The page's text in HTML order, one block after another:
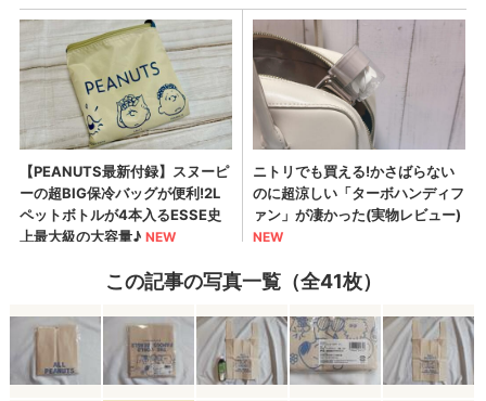
この記事の写真一覧（全41枚）